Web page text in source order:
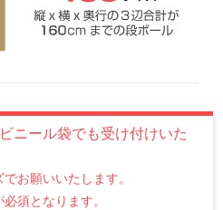
ニール袋でも受け付けいた
お願いいたします。
須となります。